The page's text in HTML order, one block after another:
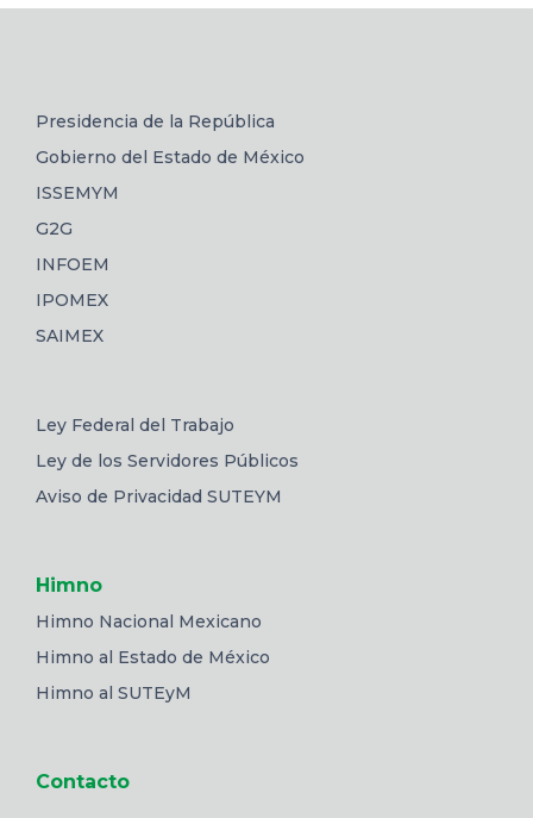
Presidencia de la República
Gobierno del Estado de México
ISSEMYM
G2G
INFOEM
IPOMEX
SAIMEX
Ley Federal del Trabajo
Ley de los Servidores Públicos
Aviso de Privacidad SUTEYM
Himno
Himno Nacional Mexicano
Himno al Estado de México
Himno al SUTEyM
Contacto